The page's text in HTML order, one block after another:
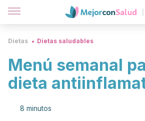
Dietas Dietas saludables
Menú semanal
dieta
8 minutos